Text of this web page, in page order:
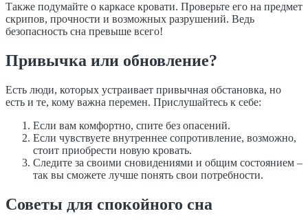
Также подумайте о каркасе кровати. Проверьте его на предмет
скрипов, прочности и возможных разрушений. Ведь
безопасность сна превыше всего!
Привычка или обновление?
Есть люди, которых устраивает привычная обстановка, но
есть и те, кому важна перемен. Прислушайтесь к себе:
Если вам комфортно, спите без опасений.
Если чувствуете внутреннее сопротивление, возможно,
стоит приобрести новую кровать.
Следите за своими сновидениями и общим состоянием –
так вы сможете лучше понять свои потребности.
Советы для спокойного сна